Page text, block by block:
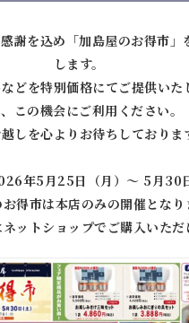
謝を込め「加島屋のお得市」
します。
どを特別価格にてご提供いた
この機会にご利用ください。
しを心よりお待ちしておりま
年5月25日（月）～ 5月30
得市は本店のみの開催となり
ットショップでご購入いただ